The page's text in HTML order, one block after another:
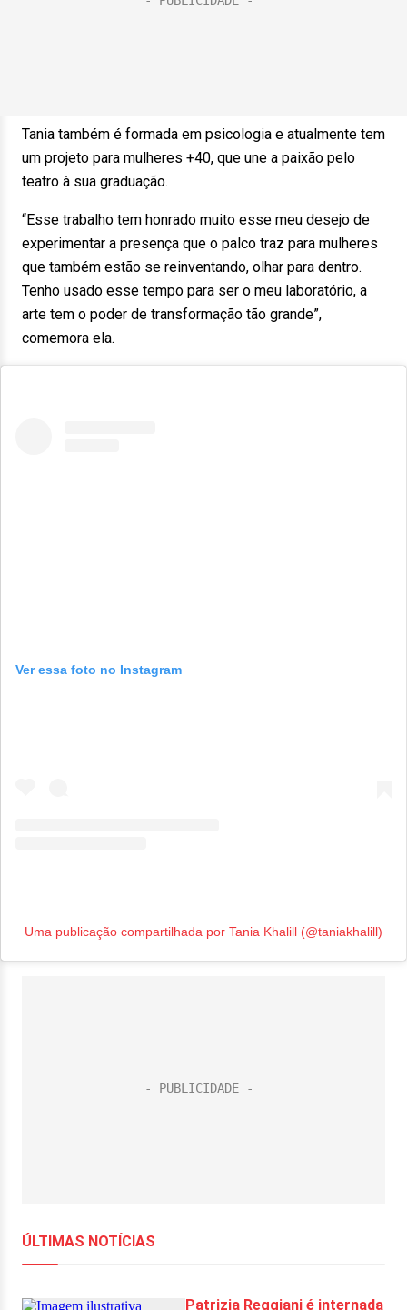
Tania também é formada em psicologia e atualmente tem
um projeto para mulheres +40, que une a paixão pelo
teatro à sua graduação.
“Esse trabalho tem honrado muito esse meu desejo de
experimentar a presença que o palco traz para mulheres
que também estão se reinventando, olhar para dentro.
Tenho usado esse tempo para ser o meu laboratório, a
arte tem o poder de transformação tão grande”,
comemora ela.
Ver essa foto no Instagram
Uma publicação compartilhada por Tania Khalill (@taniakhalill)